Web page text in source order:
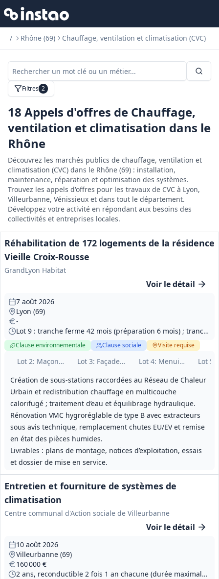
/ Rhône (69) Chauffage, ventilation et climatisation (CVC)
Filtres 2
18 Appels d'offres de Chauffage,
ventilation et climatisation dans le
Rhône
Découvrez les marchés publics de chauffage, ventilation et
climatisation (CVC) dans le Rhône (69) : installation,
maintenance, réparation et optimisation des systèmes.
Trouvez les appels d'offres pour les travaux de CVC à Lyon,
Villeurbanne, Vénissieux et dans tout le département.
Développez votre activité en répondant aux besoins des
collectivités et entreprises locales.
Réhabilitation de 172 logements de la résidence
Vieille Croix‑Rousse
GrandLyon Habitat
Voir le détail
Lot 2: Maçonnerie Lot 3: Façades ITE Lot 4: MenuiseriesLot 5
Création de sous‑stations raccordées au Réseau de Chaleur
Urbain et redistribution chauffage en multicouche
calorifugé ; traitement d’eau et équilibrage hydraulique.
Rénovation VMC hygroréglable de type B avec extracteurs
sous avis technique, remplacement chutes EU/EV et remise
en état des pièces humides.
Livrables : plans de montage, notices d’exploitation, essais
et dossier de mise en service.
7 août 2026
Lyon (69)
-
Lot 9 : tranche ferme 42 mois (préparation 6 mois) ; tranches optionnelles : n°1 = 12 mois, n°2 = 7 mois, n°3 = 4 mois (dates prévisionnelles indiquées dans les pièces)
Clause environnementale Clause sociale Visite requise
Entretien et fourniture de systèmes de
climatisation
Centre communal d'Action sociale de Villeurbanne
Voir le détail
10 août 2026
Villeurbanne (69)
160 000 €
2 ans, reconductible 2 fois 1 an chacune (durée maximale 4 ans)